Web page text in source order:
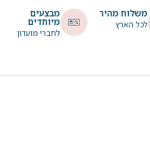
משלוח מהיר
לכל הארץ
מבצעים
מיוחדים
לחברי מועדון